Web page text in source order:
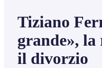
Tiziano
grande», la
il divorzio